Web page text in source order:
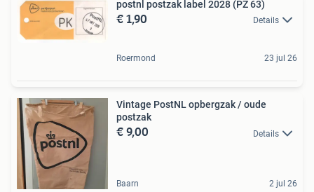
postnl postzak label 2028 (PZ 63)
€ 1,90 Details
Roermond 23 jul 26
Vintage PostNL opbergzak / oude
postzak
€ 9,00 Details
Baarn 2 jul 26